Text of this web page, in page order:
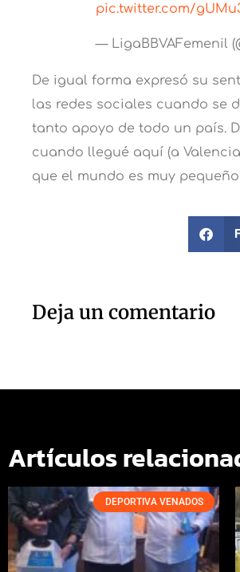
pic.twitter.com/
— LigaBBVAFemenil
De igual forma expresó su
las redes sociales cuando se
tanto apoyo de todo un país.
cuando llegué aquí (a
que el mundo es muy
Deja un comentario
Artículos
DEPORTIVA VENADOS